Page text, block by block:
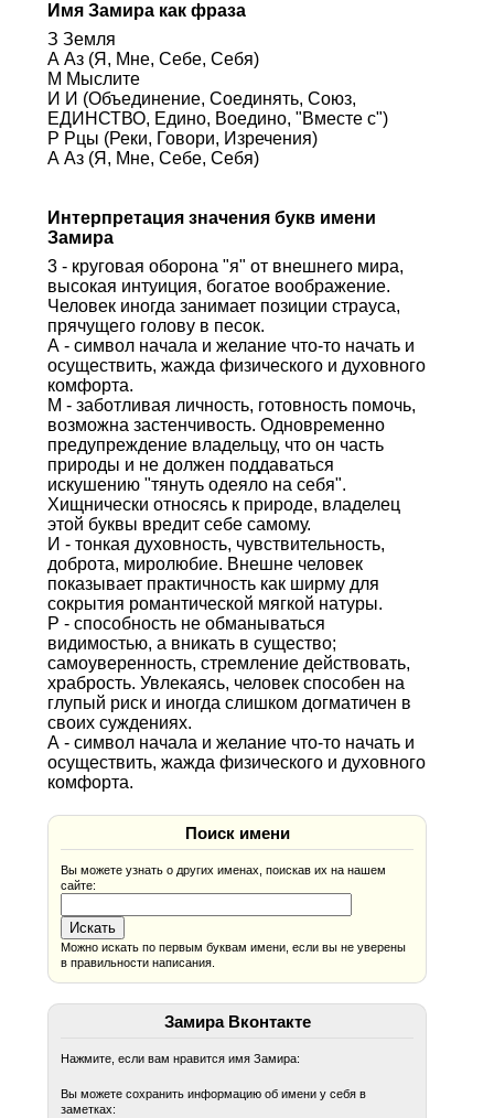
Имя Замира как фраза
З Земля
А Аз (Я, Мне, Себе, Себя)
М Мыслите
И И (Объединение, Соединять, Союз,
ЕДИНСТВО, Едино, Воедино, "Вместе с")
Р Рцы (Реки, Говори, Изречения)
А Аз (Я, Мне, Себе, Себя)
Интерпретация значения букв имени
Замира
3 - круговая оборона "я" от внешнего мира,
высокая интуиция, богатое воображение.
Человек иногда занимает позиции страуса,
прячущего голову в песок.
А - символ начала и желание что-то начать и
осуществить, жажда физического и духовного
комфорта.
М - заботливая личность, готовность помочь,
возможна застенчивость. Одновременно
предупреждение владельцу, что он часть
природы и не должен поддаваться
искушению "тянуть одеяло на себя".
Хищнически относясь к природе, владелец
этой буквы вредит себе самому.
И - тонкая духовность, чувствительность,
доброта, миролюбие. Внешне человек
показывает практичность как ширму для
сокрытия романтической мягкой натуры.
Р - способность не обманываться
видимостью, а вникать в существо;
самоуверенность, стремление действовать,
храбрость. Увлекаясь, человек способен на
глупый риск и иногда слишком догматичен в
своих суждениях.
А - символ начала и желание что-то начать и
осуществить, жажда физического и духовного
комфорта.
Поиск имени
Вы можете узнать о других именах, поискав их на нашем
сайте:
Можно искать по первым буквам имени, если вы не уверены
в правильности написания.
Замира Вконтакте
Нажмите, если вам нравится имя Замира:
Вы можете сохранить информацию об имени у себя в
заметках: